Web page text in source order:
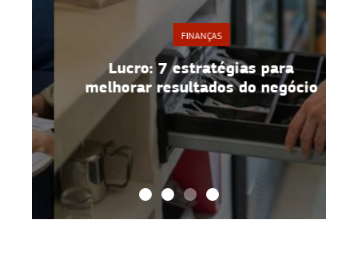
FINANÇAS
Lucro: 7 estratégias para
melhorar resultados do negócio